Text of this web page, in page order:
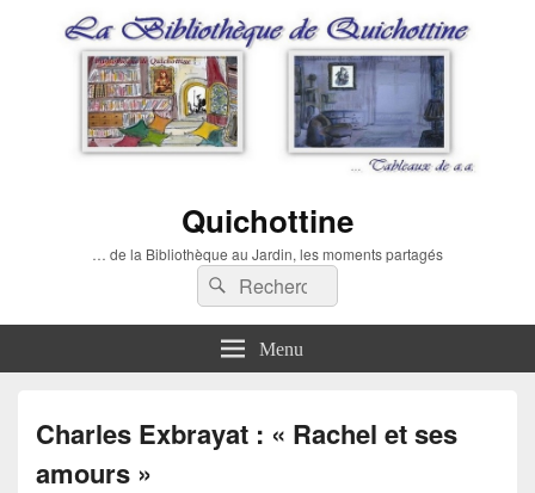
Quichottine
… de la Bibliothèque au Jardin, les moments partagés
Recherche :
Rechercher
Menu
Charles Exbrayat : « Rachel et ses
amours »